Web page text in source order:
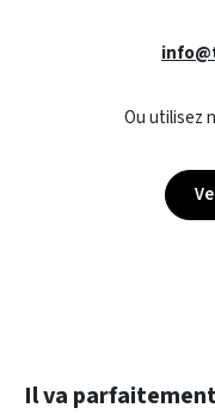
Ou utilisez
Ignorer la galerie de
Il va